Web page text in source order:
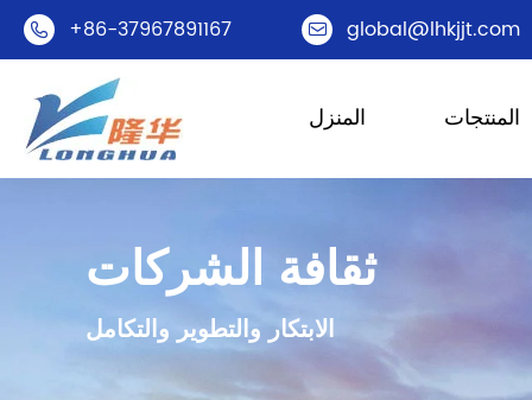
 +86-37967891167  global@lhkjjt.com
المنزل المنتجات
ثقافة الشركات
الابتكار والتطوير والتكامل